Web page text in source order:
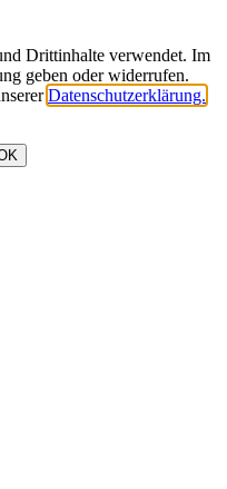
Drittinhalte verwendet. Im
geben oder widerrufen.
Datenschutzerklärung.